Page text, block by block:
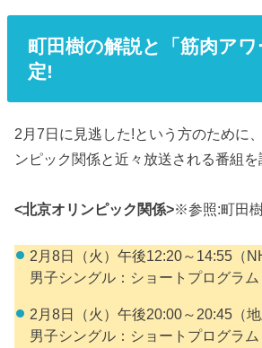
町田樹の解説と「筋肉ア
定!
2月7日に見逃した!という方のために
ンピック関係と近々放送される番組を
<北京オリンピック関係>※参照:町田
2月8日（火）午後12:20～14:55（
男子シングル：ショートプログラム
2月8日（火）午後20:00～20:45（地
男子シングル：ショートプログラム